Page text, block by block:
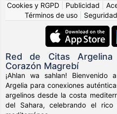
Cookies y RGPD
Publicidad
Términos de uso
Red de Citas Argelina
Corazón Magrebí
¡Ahlan wa sahlan!
Argelia para conexiones
argelinos desde la costa
del Sahara, celebrando el